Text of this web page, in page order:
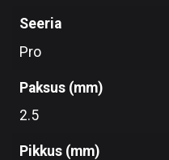
Seeria
Pro
Paksus (mm)
2.5
Pikkus (mm)